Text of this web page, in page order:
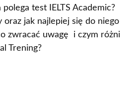
test IELTS Academic?
oraz jak najlepiej się do niego
zwracać uwagę i czym różni
Trening?